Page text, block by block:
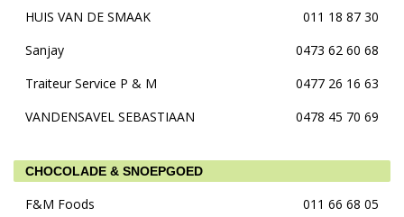
HUIS VAN DE SMAAK
011 18 87 30
Sanjay
0473 62 60 68
Traiteur Service P & M
0477 26 16 63
VANDENSAVEL SEBASTIAAN
0478 45 70 69
CHOCOLADE & SNOEPGOED
F&M Foods
011 66 68 05